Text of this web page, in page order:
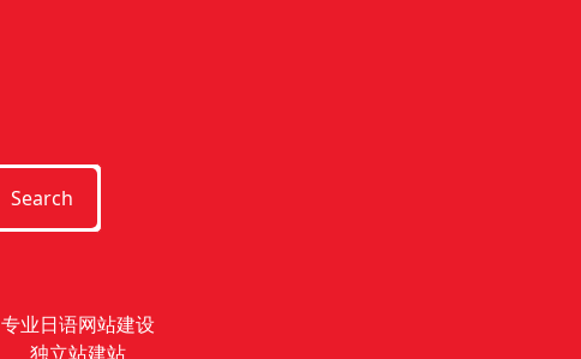
Search
专业日语网站建设
独立站建站